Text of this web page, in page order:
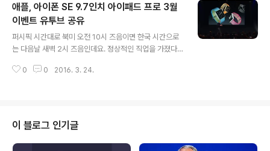
요구하는 것은 부당하다.' 며 이를 거부하는 성명을 냈다. •
[전문번역]팀쿡이 직접 밝힌 샌 버디노 총기난사 사건 법원
명령에 관한 입장(참고) 개인정보가 개_똥으로 취급되는
조선의 '포탈' 들과 다른 모습이다. 이 업체에서는 'NAND
mirroring' 이라는 기술을 쓰는 것으로 알려졌다. NAND
mirroring은 기기로 부터 낸드 플래시 메..
애플, 아이폰 SE 9.7인치 아이패드 프로 3월
이벤트 유투브 공유
퍼시픽 시간대로 북미 오전 10시 즈음이면 한국 시간으로
는 다음날 새벽 2시 즈음인데요. 정상적인 직업을 가졌다
론, 팟캐스트로 애플 이벤트를 구독중이면 아이튠즈나 iOS
램으로는 IDM(Internet Download Manager)과 무료
프로그램으로는 4K Video Downloader 를 이용하면
되겠습니다. (둘 다 한글지원) ▲ T.B의 SNS 이야기 블로
0 0 2016. 3. 24.
이 블로그 인기글